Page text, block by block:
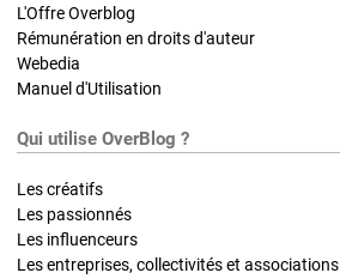
L'Offre Overblog
Rémunération en droits d'auteur
Webedia
Manuel d'Utilisation
Qui utilise OverBlog ?
Les créatifs
Les passionnés
Les influenceurs
Les entreprises, collectivités et associations